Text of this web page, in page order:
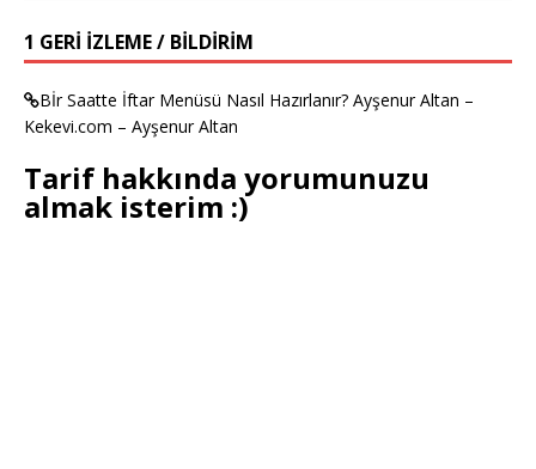
1 GERI IZLEME / BILDIRIM
Bİr Saatte İftar Menüsü Nasıl Hazırlanır? Ayşenur Altan –
Kekevi.com – Ayşenur Altan
Tarif hakkında yorumunuzu
almak isterim :)